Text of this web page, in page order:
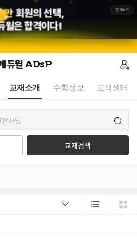
만 회원의 선택,
윌은 합격이다!
근거보기
듀윌 ADsP
교재소개 수험정보 고객센터
교재검색